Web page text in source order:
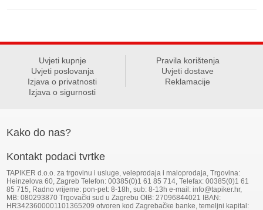
Uvjeti kupnje
Pravila korištenja
Uvjeti poslovanja
Uvjeti dostave
Izjava o privatnosti
Reklamacije
Izjava o sigurnosti
Kako do nas?
Kontakt podaci tvrtke
TAPIKER d.o.o. za trgovinu i usluge, veleprodaja i maloprodaja, Trgovina:
Heinzelova 60, Zagreb Telefon: 00385(0)1 61 85 714, Telefax: 00385(0)1 61
85 715, Radno vrijeme: pon-pet: 8-18h, sub: 8-13h e-mail: info@tapiker.hr,
MB: 080293870 Trgovački sud u Zagrebu OIB: 27096844021 IBAN:
HR3423600001101365209 otvoren kod Zagrebačke banke, temeljni kapital: